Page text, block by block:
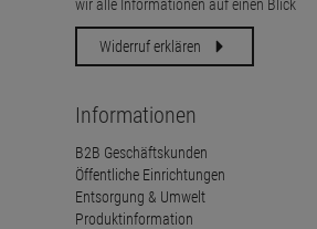
wir alle Informationen auf einen Blick
Widerruf erklären
Informationen
B2B Geschäftskunden
Öffentliche Einrichtungen
Entsorgung & Umwelt
Produktinformation